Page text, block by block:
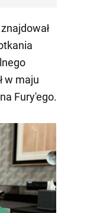
w maju
Fury'ego.